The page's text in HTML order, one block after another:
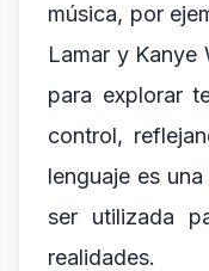
música, por
Lamar y Kanye
para explorar
control,
lenguaje es
ser utilizada
realidades.